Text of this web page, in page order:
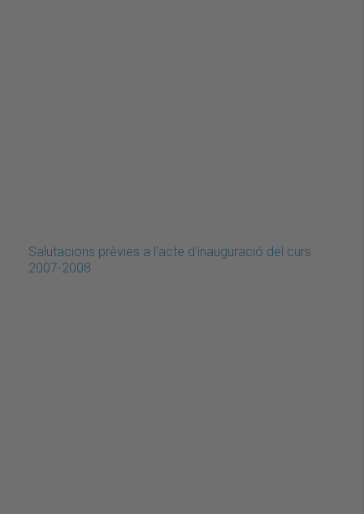
Salutacions prèvies a l'acte d'inauguració del curs
2007-2008